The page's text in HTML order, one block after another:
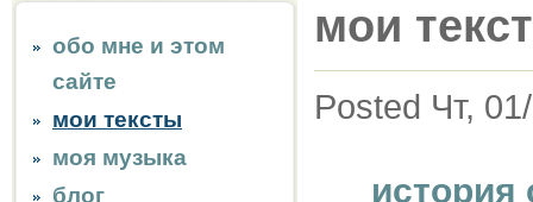
обо мне и этом
сайте
мои тексты
моя музыка
блог
мои
Posted Чт,
история